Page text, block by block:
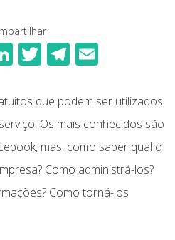
Li
k
e
dI
n
T
itt
er
T
e
gr
a
m
ai
l
que podem ser utilizados
Os mais conhecidos são
mas, como saber qual o
Como administrá-los?
Como torná-los